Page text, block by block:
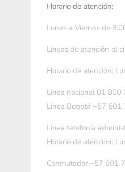
Horario de atención:
Lunes a Viernes de
Líneas de atención al
Horario de atención:
Linea nacional 01 800
Linea Bogotá +57
Linea telefonía
Horario de atención:
Conmutador +57 601